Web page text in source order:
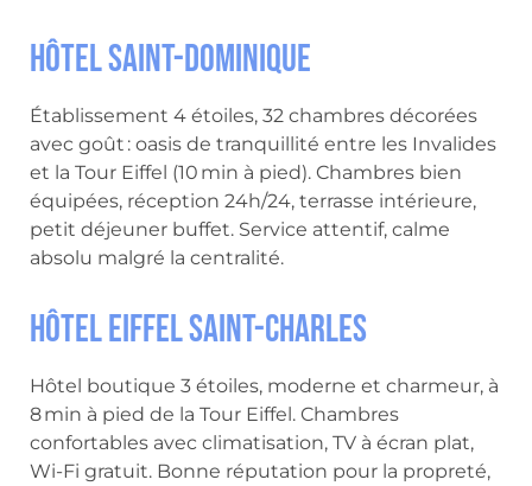
Hôtel Saint-Dominique
Établissement 4 étoiles, 32 chambres décorées
avec goût : oasis de tranquillité entre les Invalides
et la Tour Eiffel (10 min à pied). Chambres bien
équipées, réception 24h/24, terrasse intérieure,
petit déjeuner buffet. Service attentif, calme
absolu malgré la centralité.
Hôtel Eiffel Saint-Charles
Hôtel boutique 3 étoiles, moderne et charmeur, à
8 min à pied de la Tour Eiffel. Chambres
confortables avec climatisation, TV à écran plat,
Wi-Fi gratuit. Bonne réputation pour la propreté,